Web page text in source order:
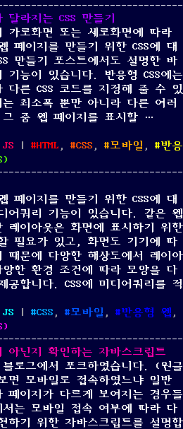
라지는 CSS 만들기
가로화면 또는 세로화면에 따라
페이지를 만들기 위한 CSS에 대
만들기 포스트에서도 설명한 바
기능이 있습니다. 반응형 CSS에는
다른 CSS 코드를 지정해 줄 수 있
는 최소폭 뿐만 아니라 다른 여러
그 중 웹 페이지를 표시할 …
달라지는 CSS 만들기”
Tags
HTML , CSS , 모바일 ,
반응
)
페이지를 만들기 위한 CSS에 대
어쿼리 기능이 있습니다. 같은 웹
레이아웃은 화면에 표시하기 위한
필요가 있고, 화면도 기기에 따
때문에 다양한 해상도에서 레이아
한 환경 조건에 따라 모양을 다
합니다. CSS에 미디어쿼리를 적
들기”
Tags
CSS , 모바일 , 반응형 웹 ,
)
아닌지 확인하는 자바스크립트
로그에서 포크하였습니다. (원글
면 모바일로 접속하였느냐 일반
페이지가 다르게 보여지는 경우들
는 모바일 접속 여부에 따라 다
하기 위한 자바스크립트를 설명합